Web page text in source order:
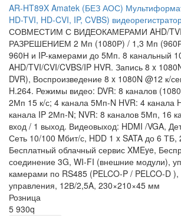
AR-HT89X Amatek (БЕЗ АОС)
HD-TVI, HD-CVI, IP, CVBS)
СОВМЕСТИМ С ВИДЕОКАМЕРАМИ AHD/
РАЗРЕШЕНИЕМ 2 Мп (1080Р) / 1,3 Мп
960Н и IP-камерами до 5Мп. 8 канальный
AHD/TVI/CVI/CVBS/IP HVR. Запись 8 x
DVR), Воспроизведение 8 x 1080N @12 к/
H.264. Режимы видео: DVR: 8 каналов
2Мп 15 к/с; 4 канала 5Мп-N HVR: 4 канала
канала IP 2Мп-N; NVR: 8 каналов 5Мп, 16
вход / 1 выход. Видеовыход: HDMI /VGA,
Сеть 10/100 Mбит/с, HDD 1 x SATA до 6 ТБ,
Бесплатный облачный сервис XMEye,
соединение 3G, WI-FI (внешние модули),
камерами по RS485 (PELCO-P / PELCO-D ),
управления, 12В/2,5A, 230×210×45 мм
Розница
5 930q